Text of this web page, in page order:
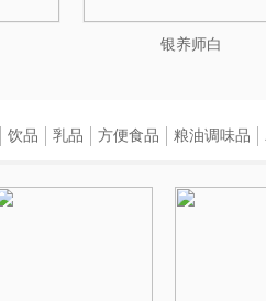
银养师白
饮品 乳品 方便食品 粮油调味品